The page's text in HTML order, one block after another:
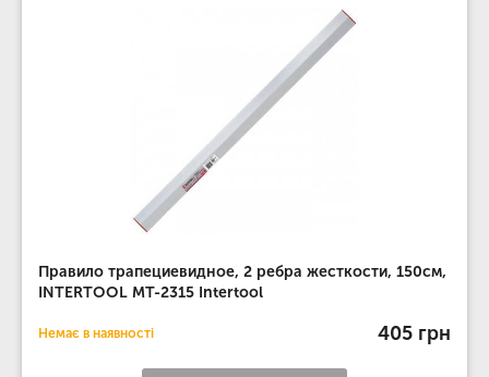
Правило трапециевидное, 2 ребра жесткости, 150см,
INTERTOOL MT-2315 Intertool
Немає в наявності 405 грн